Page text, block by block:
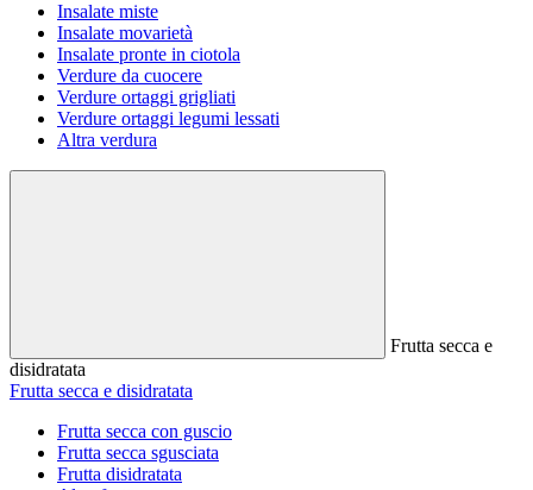
Insalate miste
Insalate movarietà
Insalate pronte in ciotola
Verdure da cuocere
Verdure ortaggi grigliati
Verdure ortaggi legumi lessati
Altra verdura
Frutta secca e
disidratata
Frutta secca e disidratata
Frutta secca con guscio
Frutta secca sgusciata
Frutta disidratata